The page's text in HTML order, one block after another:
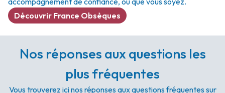
Découvrir France Obsèques
Nos réponses aux questions les
plus fréquentes
Vous trouverez ici nos réponses aux questions fréquentes sur